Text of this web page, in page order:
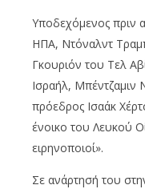
Υποδεχόμενος πριν
ΗΠΑ, Ντόναλντ
Γκουριόν του Τελ
Ισραήλ, Μπέντζαμιν
πρόεδρος Ισαάκ
ένοικο του Λευκού
ειρηνοποιοί».
Σε ανάρτησή του